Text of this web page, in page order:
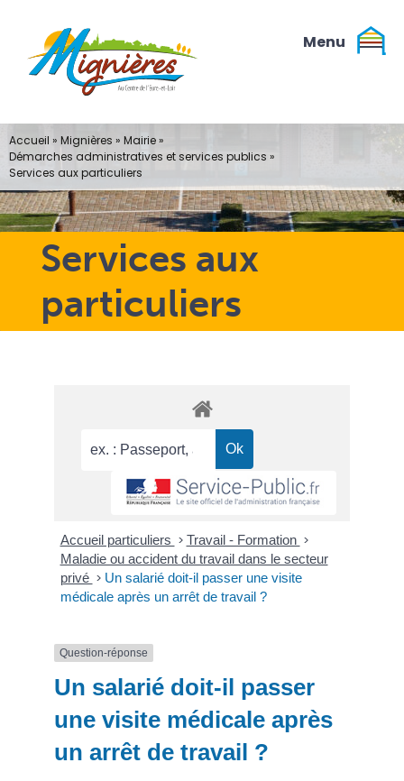
contenu
Services aux
particuliers
Accueil » Mignières » Mairie»
Démarches administratives et services publics »
Services aux particuliers
Accueil particuliers > Travail - Formation >
Maladie ou accident du travail dans le secteur
privé > Un salarié doit-il passer une visite
médicale après un arrêt de travail ?
Question-réponse
Un salarié doit-il passer
une visite médicale après
un arrêt de travail ?